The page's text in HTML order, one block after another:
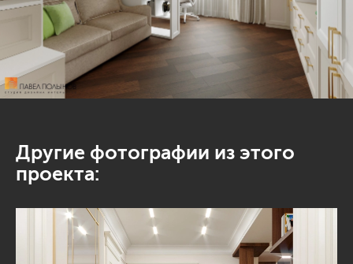
Другие фотографии из этого
проекта: